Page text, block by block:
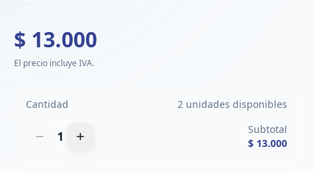
$ 13.000
El precio incluye IVA.
Cantidad 2 unidades disponibles
1
Subtotal
$ 13.000